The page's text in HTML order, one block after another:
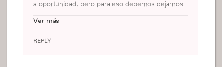
a oportunidad, pero para eso debemos dejarnos
Ver más
REPLY